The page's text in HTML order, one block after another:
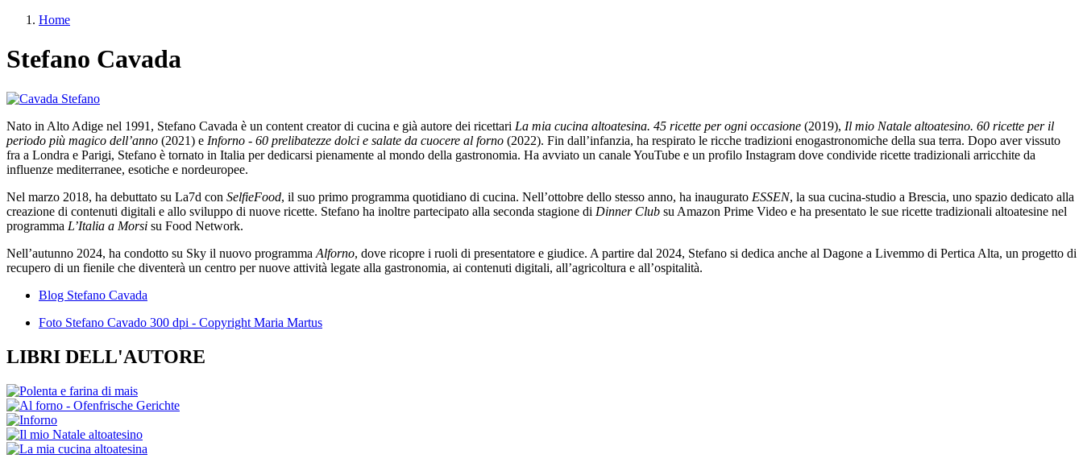
Home
Stefano Cavada
Nato in Alto Adige nel 1991, Stefano Cavada è un content creator di cucina e già autore dei ricettari La mia cucina altoatesina. 45 ricette per ogni occasione (2019), Il mio Natale altoatesino. 60 ricette per il
periodo più magico dell’anno (2021) e Inforno - 60 prelibatezze dolci e salate da cuocere al forno (2022). Fin dall’infanzia, ha respirato le ricche tradizioni enogastronomiche della sua terra. Dopo aver vissuto
fra a Londra e Parigi, Stefano è tornato in Italia per dedicarsi pienamente al mondo della gastronomia. Ha avviato un canale YouTube e un profilo Instagram dove condivide ricette tradizionali arricchite da
influenze mediterranee, esotiche e nordeuropee.
Nel marzo 2018, ha debuttato su La7d con SelfieFood, il suo primo programma quotidiano di cucina. Nell’ottobre dello stesso anno, ha inaugurato ESSEN, la sua cucina-studio a Brescia, uno spazio dedicato alla
creazione di contenuti digitali e allo sviluppo di nuove ricette. Stefano ha inoltre partecipato alla seconda stagione di Dinner Club su Amazon Prime Video e ha presentato le sue ricette tradizionali altoatesine nel
programma L’Italia a Morsi su Food Network.
Nell’autunno 2024, ha condotto su Sky il nuovo programma Alforno, dove ricopre i ruoli di presentatore e giudice. A partire dal 2024, Stefano si dedica anche al Dagone a Livemmo di Pertica Alta, un progetto di
recupero di un fienile che diventerà un centro per nuove attività legate alla gastronomia, ai contenuti digitali, all’agricoltura e all’ospitalità.
Blog Stefano Cavada
Foto Stefano Cavado 300 dpi - Copyright Maria Martus
LIBRI DELL'AUTORE